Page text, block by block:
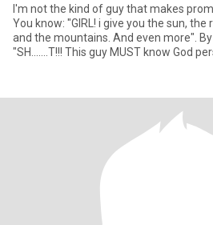
I'm not the kind of guy that makes
You know: "GIRL! i give you the sun,
and the mountains. And even more".
"SH.......T!!! This guy MUST know God